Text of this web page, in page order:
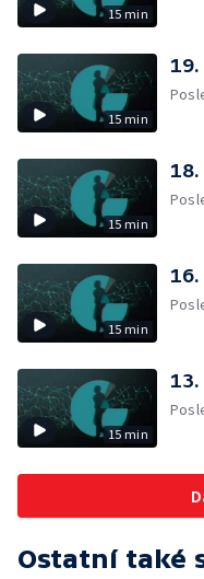
15 min
15 min
15 min
15 min
15 min
Ostatní také